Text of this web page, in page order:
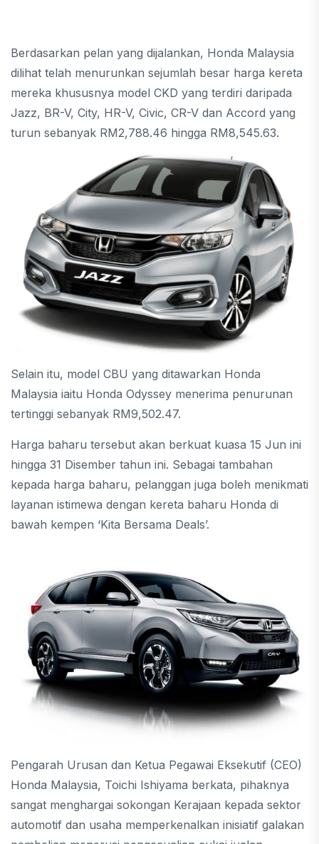
Berdasarkan pelan yang dijalankan, Honda Malaysia
dilihat telah menurunkan sejumlah besar harga kereta
mereka khususnya model CKD yang terdiri daripada
Jazz, BR-V, City, HR-V, Civic, CR-V dan Accord yang
turun sebanyak RM2,788.46 hingga RM8,545.63.
Selain itu, model CBU yang ditawarkan Honda
Malaysia iaitu Honda Odyssey menerima penurunan
tertinggi sebanyak RM9,502.47.
Harga baharu tersebut akan berkuat kuasa 15 Jun ini
hingga 31 Disember tahun ini. Sebagai tambahan
kepada harga baharu, pelanggan juga boleh menikmati
layanan istimewa dengan kereta baharu Honda di
bawah kempen ‘Kita Bersama Deals’.
Pengarah Urusan dan Ketua Pegawai Eksekutif (CEO)
Honda Malaysia, Toichi Ishiyama berkata, pihaknya
sangat menghargai sokongan Kerajaan kepada sektor
automotif dan usaha memperkenalkan inisiatif galakan